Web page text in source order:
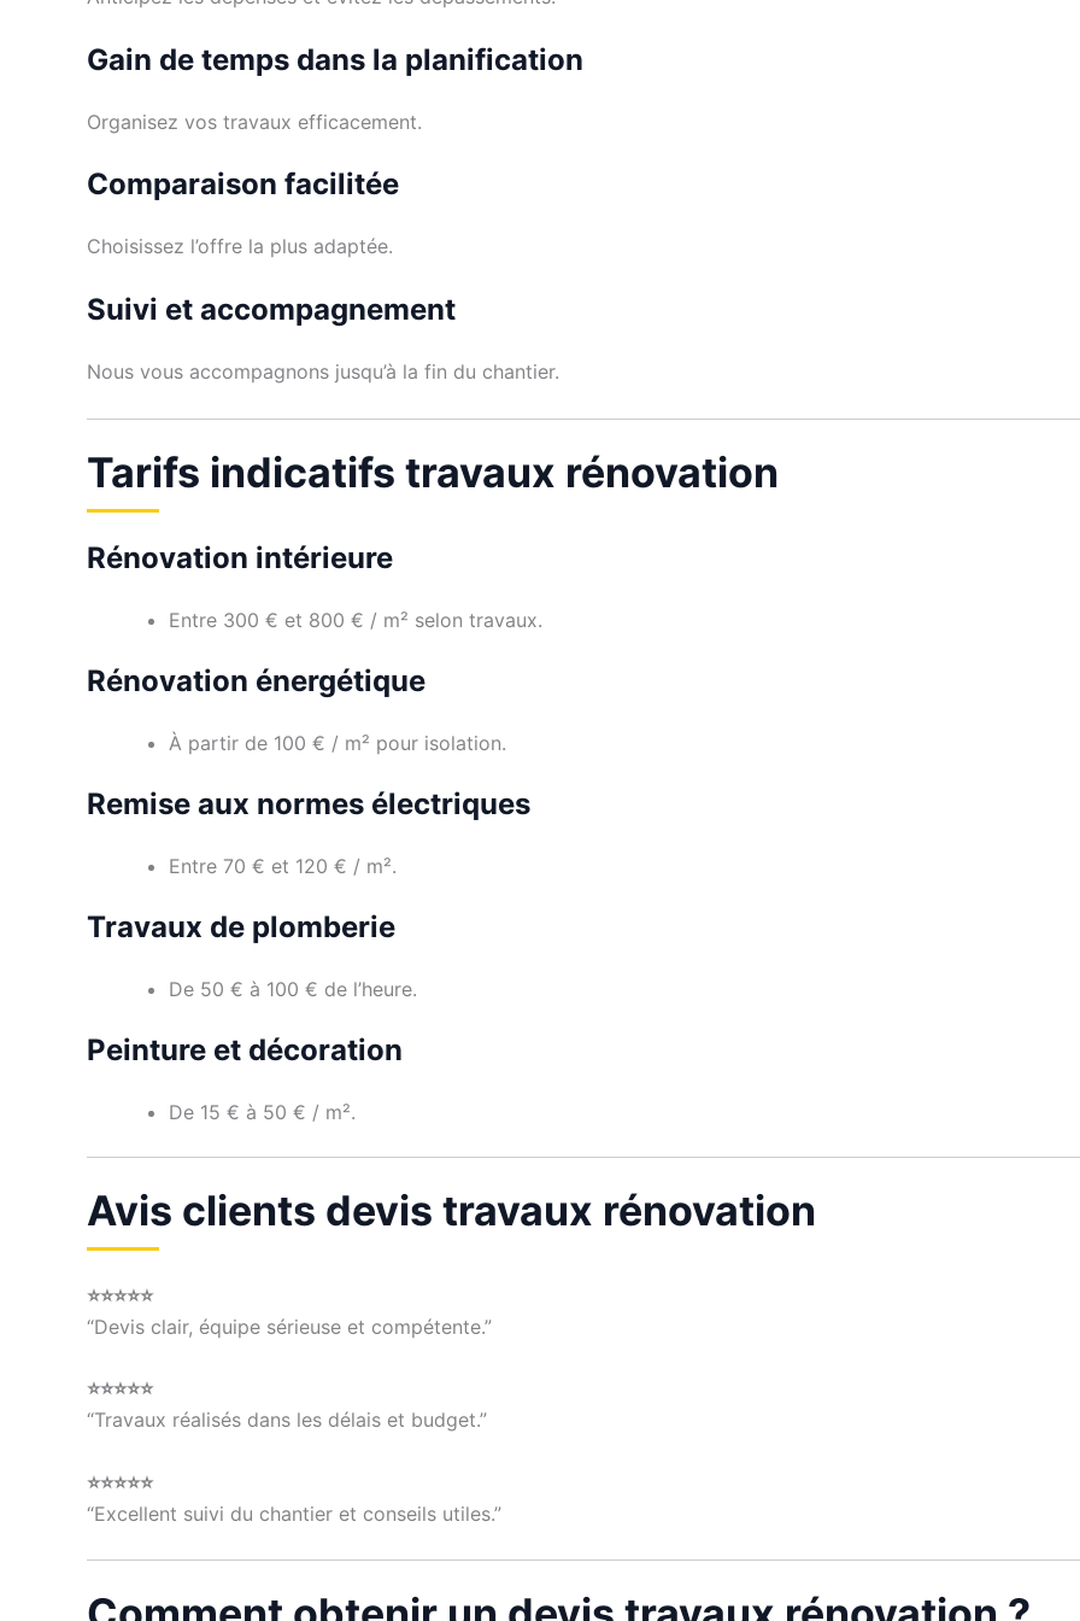
Gain de temps dans la planification
Organisez vos travaux efficacement.
Comparaison facilitée
Choisissez l’offre la plus adaptée.
Suivi et accompagnement
Nous vous accompagnons jusqu’à la fin du chantier.
Tarifs indicatifs travaux rénovation
Rénovation intérieure
Entre 300 € et 800 € / m² selon travaux.
Rénovation énergétique
À partir de 100 € / m² pour isolation.
Remise aux normes électriques
Entre 70 € et 120 € / m².
Travaux de plomberie
De 50 € à 100 € de l’heure.
Peinture et décoration
De 15 € à 50 € / m².
Avis clients devis travaux rénovation
⭐⭐⭐⭐⭐
“Devis clair, équipe sérieuse et compétente.”
⭐⭐⭐⭐⭐
“Travaux réalisés dans les délais et budget.”
⭐⭐⭐⭐⭐
“Excellent suivi du chantier et conseils utiles.”